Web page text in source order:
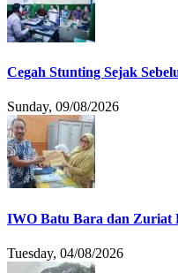
Cegah Stunting Sejak
Sunday, 09/08/2026
IWO Batu Bara dan Zuriat
Tuesday, 04/08/2026